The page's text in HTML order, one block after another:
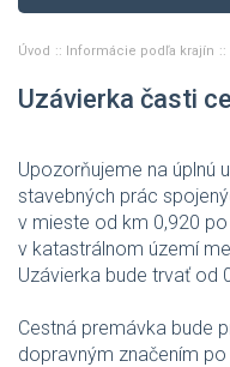
Úvod Informácie podľa krajín
Uzávierka časti
Upozorňujeme na úplnú
stavebných prác
v mieste od km 0,920
v katastrálnom území
Uzávierka bude trvať od
Cestná premávka bude
dopravným značením